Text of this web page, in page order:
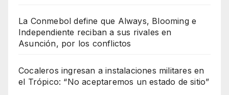
La Conmebol define que Always, Blooming e
Independiente reciban a sus rivales en
Asunción, por los conflictos
Cocaleros ingresan a instalaciones militares en
el Trópico: “No aceptaremos un estado de sitio”